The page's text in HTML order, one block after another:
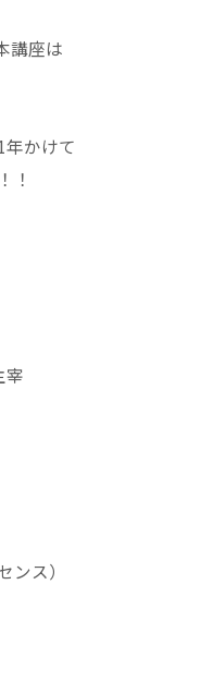
講座は
かけて
！
宰
ス）